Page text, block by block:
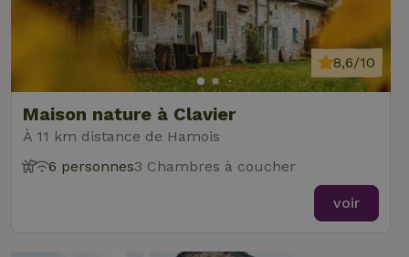
Maison nature à Clavier
À 11 km distance de Hamois
8,6/10
6 personnes3 Chambres à coucher
voir